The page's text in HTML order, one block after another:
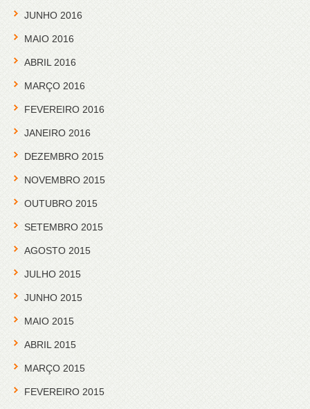
JUNHO 2016
MAIO 2016
ABRIL 2016
MARÇO 2016
FEVEREIRO 2016
JANEIRO 2016
DEZEMBRO 2015
NOVEMBRO 2015
OUTUBRO 2015
SETEMBRO 2015
AGOSTO 2015
JULHO 2015
JUNHO 2015
MAIO 2015
ABRIL 2015
MARÇO 2015
FEVEREIRO 2015